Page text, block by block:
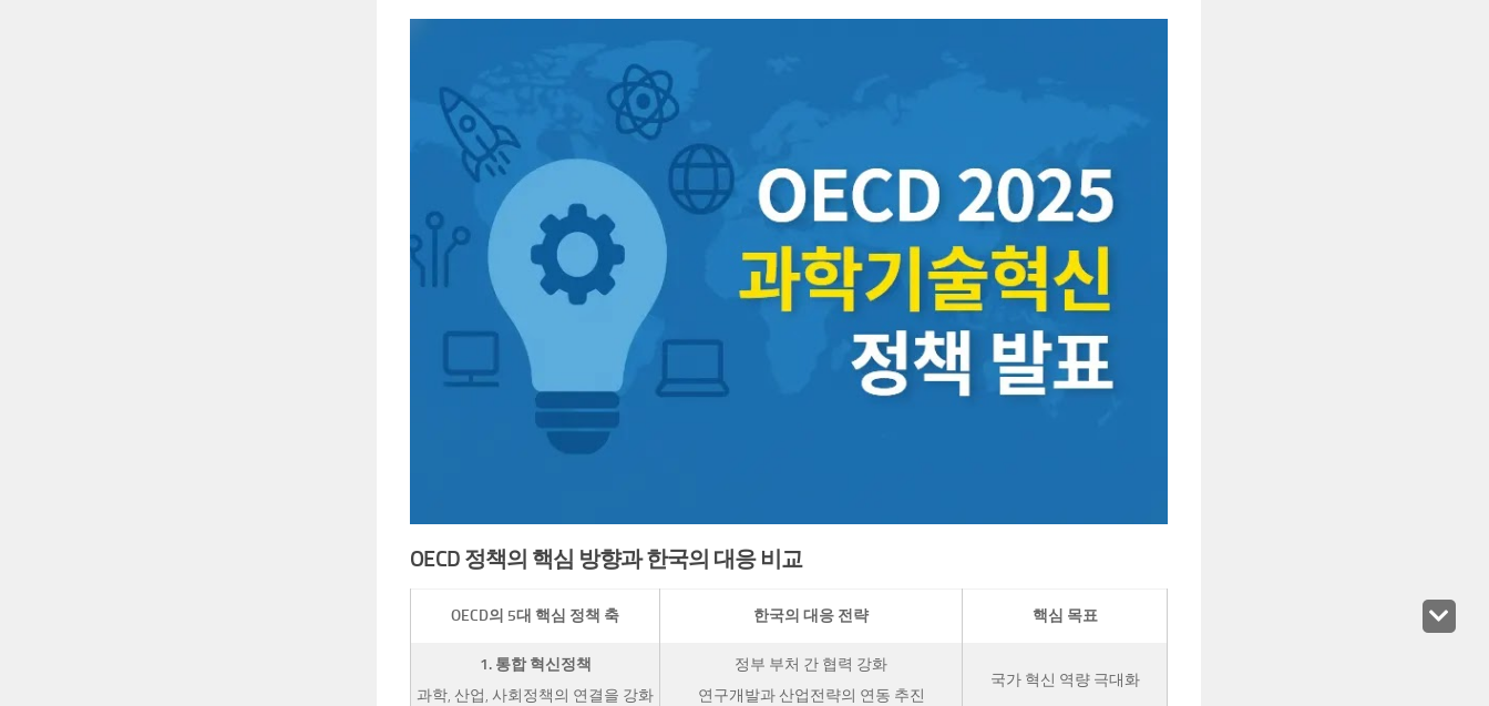
OECD 정책의 핵심 방향과 한국의 대응 비교
OECD의 5대 핵심 정책 축 한국의 대응 전략 핵심 목표
1. 통합 혁신정책
과학, 산업, 사회정책의 연결을 강화
정부 부처 간 협력 강화
연구개발과 산업전략의 연동 추진
국가 혁신 역량 극대화